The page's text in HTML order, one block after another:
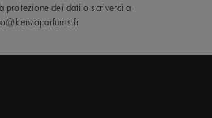
protezione dei dati o scriverci a